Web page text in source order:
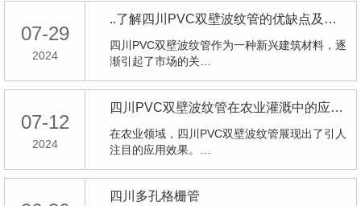
07-29
2024
..了解四川PVC双壁波纹管的优缺点及未来发展趋势
四川PVC双壁波纹管作为一种新兴建筑材料，逐
渐引起了市场的关…
07-12
2024
四川PVC双壁波纹管在农业灌溉中的应用效果评估
在农业领域，四川PVC双壁波纹管展现出了引人
注目的应用效果。…
四川多孔格栅管